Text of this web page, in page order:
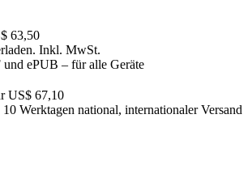
63,50
Inkl. MwSt.
US$ 67,10
Werktagen national, internationaler Versand